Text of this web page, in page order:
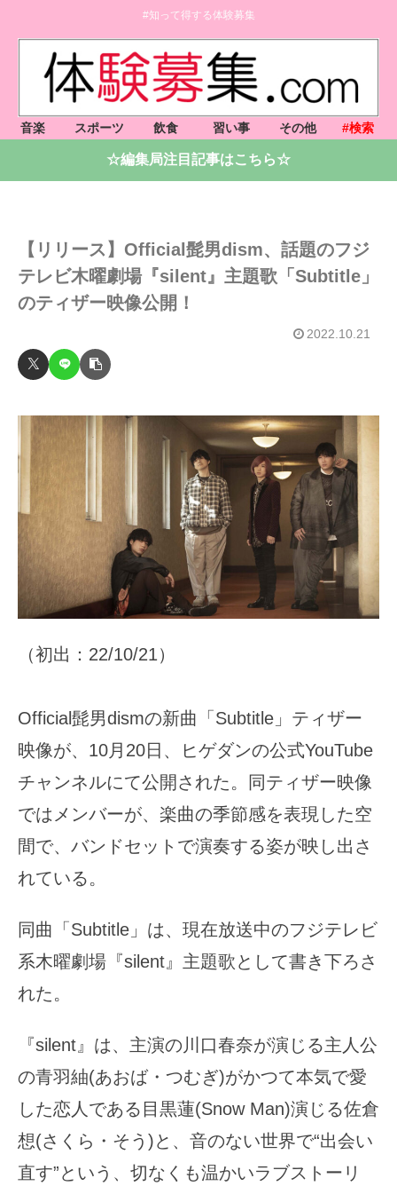
#知って得する体験募集
音楽 スポーツ 飲食 習い事 その他 #検索
☆編集局注目記事はこちら☆
【リリース】Official髭男dism、話題のフジ
テレビ木曜劇場『silent』主題歌「Subtitle」
のティザー映像公開！
2022.10.21
（初出：22/10/21）
Official髭男dismの新曲「Subtitle」ティザー
映像が、10月20日、ヒゲダンの公式YouTube
チャンネルにて公開された。同ティザー映像
ではメンバーが、楽曲の季節感を表現した空
間で、バンドセットで演奏する姿が映し出さ
れている。
同曲「Subtitle」は、現在放送中のフジテレビ
系木曜劇場『silent』主題歌として書き下ろさ
れた。
『silent』は、主演の川口春奈が演じる主人公
の青羽紬(あおば・つむぎ)がかつて本気で愛
した恋人である目黒蓮(Snow Man)演じる佐倉
想(さくら・そう)と、音のない世界で“出会い
直す”という、切なくも温かいラブストーリ